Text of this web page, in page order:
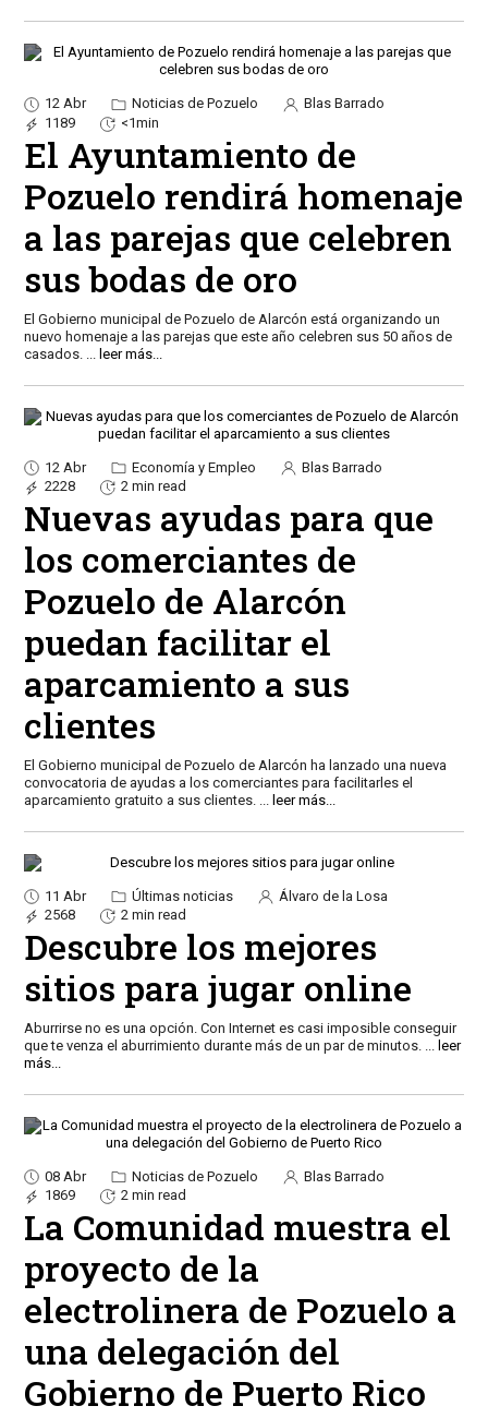
12 Abr Noticias de Pozuelo
Blas Barrado
1189
<1min
El Ayuntamiento de
Pozuelo rendirá homenaje
a las parejas que celebren
sus bodas de oro
El Gobierno municipal de Pozuelo de Alarcón está organizando un
nuevo homenaje a las parejas que este año celebren sus 50 años de
casados.
leer más...
12 Abr Economía y Empleo
Blas Barrado
2228
2 min read
Nuevas ayudas para que
los comerciantes de
Pozuelo de Alarcón
puedan facilitar el
aparcamiento a sus
clientes
El Gobierno municipal de Pozuelo de Alarcón ha lanzado una nueva
convocatoria de ayudas a los comerciantes para facilitarles el
aparcamiento gratuito a sus clientes.
leer más...
11 Abr Últimas noticias
Álvaro de la Losa
2568
2 min read
Descubre los mejores
sitios para jugar online
Aburrirse no es una opción. Con Internet es casi imposible conseguir
que te venza el aburrimiento durante más de un par de minutos.
leer
más...
08 Abr Noticias de Pozuelo
Blas Barrado
1869
2 min read
La Comunidad muestra el
proyecto de la
electrolinera de Pozuelo a
una delegación del
Gobierno de Puerto Rico